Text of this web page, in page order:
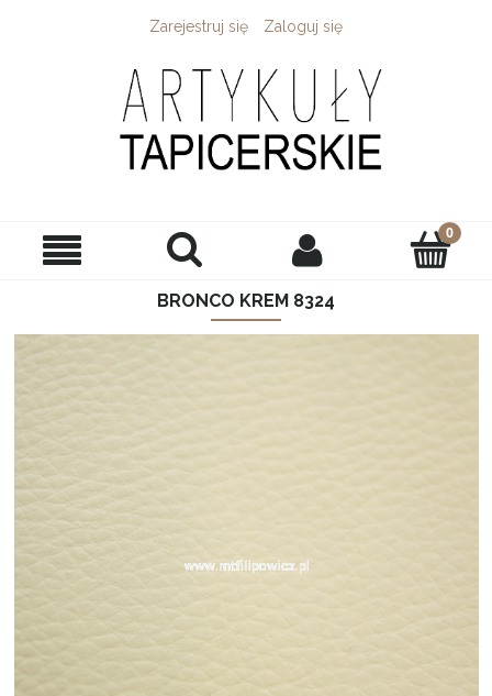
Zarejestruj się Zaloguj się
BRONCO KREM 8324